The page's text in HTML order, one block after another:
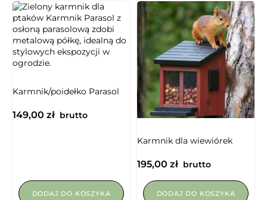
Karmnik/poidełko Parasol
149,00 zł brutto
DODAJ DO KOSZYKA
Karmnik dla wiewiórek
195,00 zł brutto
DODAJ DO KOSZYKA